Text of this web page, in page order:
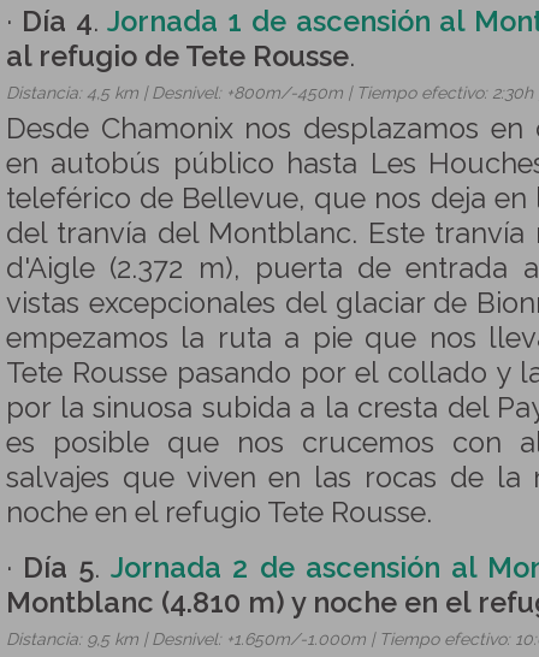
· Día 4.Jornada 1 de ascensión al
al refugio de Tete Rousse.
Distancia: 4,5 km | Desnivel: +800m/-450m | Tiempo efectivo:
Desde Chamonix nos desplazamos
en autobús público hasta Les
teleférico de Bellevue, que nos deja en
del tranvía del Montblanc. Este
d'Aigle (2.372 m), puerta de entrada
vistas excepcionales del glaciar de
empezamos la ruta a pie que nos
Tete Rousse pasando por el collado y
por la sinuosa subida a la cresta del
es posible que nos crucemos con
salvajes que viven en las rocas de la
noche en el refugio Tete Rousse.
· Día 5.Jornada 2 de ascensión al
Montblanc (4.810 m) y noche en el
Distancia: 9,5 km | Desnivel: +1.650m/-1.000m | Tiempo efectivo: